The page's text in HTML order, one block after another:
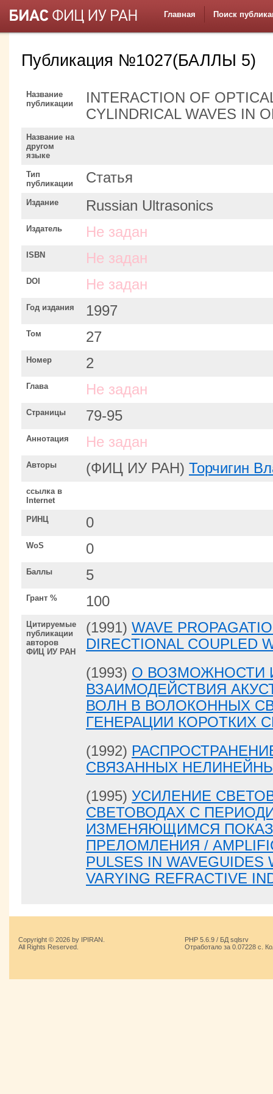
Главная Поиск
Публикация №1027(БАЛЛЫ 5)
Название
публикации
INTERACTION OF
CYLINDRICAL WAVES IN
Название на
другом
языке
Тип
публикации
Статья
Издание Russian Ultrasonics
Издатель Не задан
ISBN Не задан
DOI Не задан
Год издания 1997
Том 27
Номер 2
Глава Не задан
Страницы 79-95
Аннотация Не задан
Авторы (ФИЦ ИУ РАН) Торчигин
ссылка в
Internet
РИНЦ 0
WoS 0
Баллы 5
Грант % 100
Цитируемые
публикации
авторов
ФИЦ ИУ РАН
(1991) WAVE
DIRECTIONAL COUPLED
(1993) О ВОЗМОЖНОСТИ
ВЗАИМОДЕЙСТВИЯ
ВОЛН В ВОЛОКОННЫХ
ГЕНЕРАЦИИ КОРОТКИХ
(1992)
СВЯЗАННЫХ
(1995) УСИЛЕНИЕ
СВЕТОВОДАХ С
ИЗМЕНЯЮЩИМСЯ
ПРЕЛОМЛЕНИЯ /
PULSES IN WAVEGUIDES
VARYING REFRACTIVE
Copyright © 2026 by IPIRAN.
All Rights Reserved.
PHP 5.6.9 / БД sqlsrv
Отработало за 0.07228 с.